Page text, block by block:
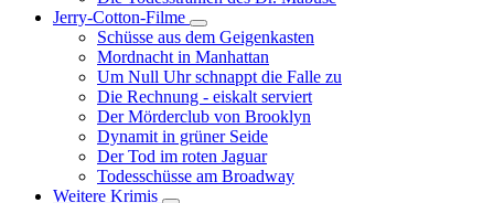
Jerry-Cotton-Filme
Unternavigation
von
Jerry-
Cotton-
Filme
Schüsse aus dem Geigenkasten
Mordnacht in Manhattan
Um Null Uhr schnappt die Falle zu
Die Rechnung - eiskalt serviert
Der Mörderclub von Brooklyn
Dynamit in grüner Seide
Der Tod im roten Jaguar
Todesschüsse am Broadway
Weitere Krimis